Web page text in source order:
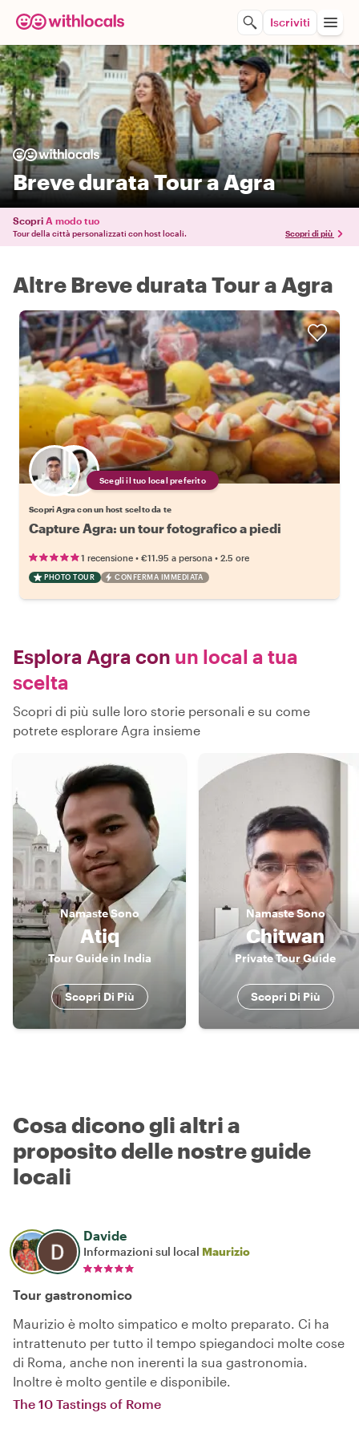
Iscriviti
Breve durata Tour a Agra
Scopri A modo tuo
Tour della città personalizzati con host locali. Scopri di più
Altre Breve durata Tour a Agra
Scegli il tuo local preferito
Scopri Agra con un host scelto da te
Capture Agra: un tour fotografico a piedi
1 recensione • €11.95 a persona • 2.5 ore
PHOTO TOUR CONFERMA IMMEDIATA
Esplora Agra con un local a tua
scelta
Scopri di più sulle loro storie personali e su come
potrete esplorare Agra insieme
NamasteSono
Atiq
Tour Guide in India
Scopri Di Più
NamasteSono
Chitwan
Private Tour Guide
Scopri Di Più
Cosa dicono gli altri a
proposito delle nostre guide
locali
Davide
Informazioni sul local Maurizio
Tour gastronomico
Maurizio è molto simpatico e molto preparato. Ci ha
intrattenuto per tutto il tempo spiegandoci molte cose
di Roma, anche non inerenti la sua gastronomia.
Inoltre è molto gentile e disponibile.
The 10 Tastings of Rome